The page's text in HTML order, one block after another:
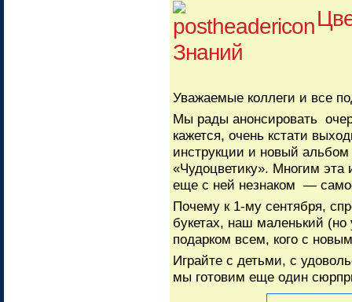
Знаний
Уважаемые коллеги и все
Мы рады анонсировать
кажется, очень кстати
инструкции и новый
«Чудоцветику». Многим эта
еще с ней незнаком —
Почему к 1-му сентября,
букетах, наш маленький (но
подарком всем, кого с
Играйте с детьми, с
мы готовим еще один